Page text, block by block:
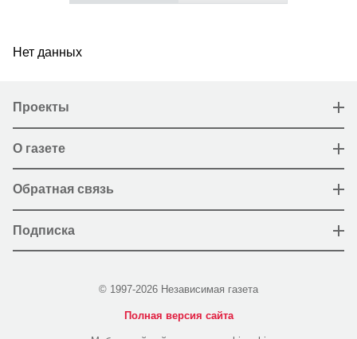
Нет данных
Проекты
О газете
Обратная связь
Подписка
© 1997-2026 Независимая газета
Полная версия сайта